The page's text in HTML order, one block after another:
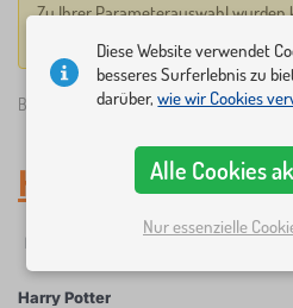
Zu Ihrer Parameterauswahl wurden
Banaby.de » Harry Potter
Harry Potter
Filter Märchenfiguren
Harry Potter
Diese Website verwendet
besseres Surferlebnis zu
darüber,wie wir Cookies
Alle Cookies
Nur essenzielle